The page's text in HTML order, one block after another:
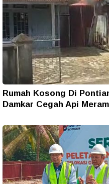
Rumah Kosong Di
Damkar Cegah Api